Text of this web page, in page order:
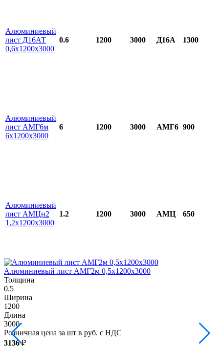
Алюминиевый
лист Д16АТ
0,6х1200х3000
0.6 1200 3000 Д16А 1300
Алюминиевый
лист АМГ6м
6х1200х3000
6 1200 3000 АМГ6 900
Алюминиевый
лист АМЦн2
1,2х1200х3000
1.2 1200 3000 АМЦ 650
Алюминиевый лист АМГ2м 0,5х1200х3000
Толщина
0.5
Ширина
1200
Длина
3000
Розничная цена за шт в руб. с НДС
3136₽